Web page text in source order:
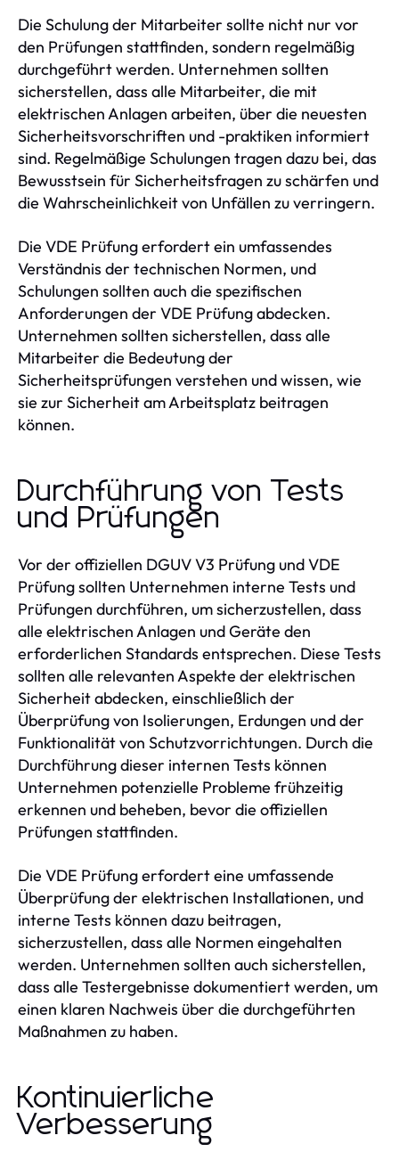
Die Schulung der Mitarbeiter sollte nicht nur vor
den Prüfungen stattfinden, sondern regelmäßig
durchgeführt werden. Unternehmen sollten
sicherstellen, dass alle Mitarbeiter, die mit
elektrischen Anlagen arbeiten, über die neuesten
Sicherheitsvorschriften und -praktiken informiert
sind. Regelmäßige Schulungen tragen dazu bei, das
Bewusstsein für Sicherheitsfragen zu schärfen und
die Wahrscheinlichkeit von Unfällen zu verringern.
Die VDE Prüfung erfordert ein umfassendes
Verständnis der technischen Normen, und
Schulungen sollten auch die spezifischen
Anforderungen der VDE Prüfung abdecken.
Unternehmen sollten sicherstellen, dass alle
Mitarbeiter die Bedeutung der
Sicherheitsprüfungen verstehen und wissen, wie
sie zur Sicherheit am Arbeitsplatz beitragen
können.
Durchführung von Tests
und Prüfungen
Vor der offiziellen DGUV V3 Prüfung und VDE
Prüfung sollten Unternehmen interne Tests und
Prüfungen durchführen, um sicherzustellen, dass
alle elektrischen Anlagen und Geräte den
erforderlichen Standards entsprechen. Diese Tests
sollten alle relevanten Aspekte der elektrischen
Sicherheit abdecken, einschließlich der
Überprüfung von Isolierungen, Erdungen und der
Funktionalität von Schutzvorrichtungen. Durch die
Durchführung dieser internen Tests können
Unternehmen potenzielle Probleme frühzeitig
erkennen und beheben, bevor die offiziellen
Prüfungen stattfinden.
Die VDE Prüfung erfordert eine umfassende
Überprüfung der elektrischen Installationen, und
interne Tests können dazu beitragen,
sicherzustellen, dass alle Normen eingehalten
werden. Unternehmen sollten auch sicherstellen,
dass alle Testergebnisse dokumentiert werden, um
einen klaren Nachweis über die durchgeführten
Maßnahmen zu haben.
Kontinuierliche
Verbesserung